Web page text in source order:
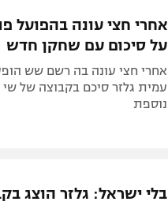
מכבי נתניה
בני יהודה
אחרי חצי עונה בהפועל
על סיכום עם שחקן חדש
אחרי חצי עונה בה רשם שש
עמית גלזר סיכם בקבוצה של
נוספת
בלי ישראל: גלזר הוצג